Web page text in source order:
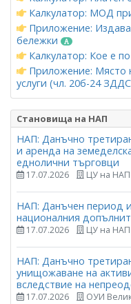
Калкулатор: МОД
Приложение:
бележки
Калкулатор: Кое е
Приложение: Място
услуги (чл. 20б-24
Становища на НАП
НАП: Данъчно
и аренда на
еднолични търговци
17.07.2026 ЦУ на НАП
НАП: Данъчен период
националния
17.07.2026 ЦУ на НАП
НАП: Данъчно
унищожаване на
вследствие на
17.07.2026 ОУИ